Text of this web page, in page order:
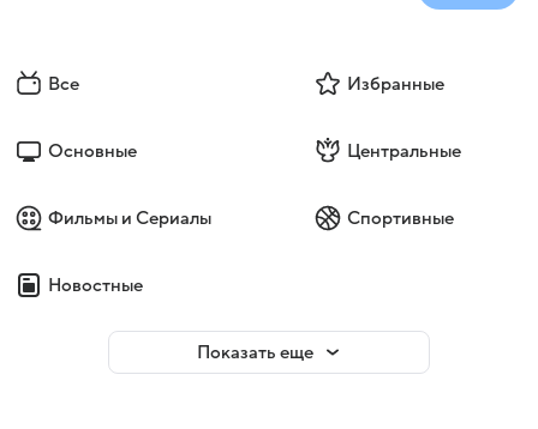
Все Избранные
Основные Центральные
Фильмы и Сериалы Спортивные
Новостные
Показать еще